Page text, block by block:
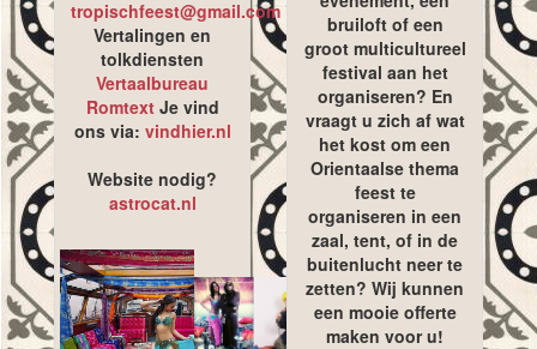
tropischfeest@gmail.com
Vertalingen en
tolkdiensten
Vertaalbureau
RomtextJe vind
ons via: vindhier.nl
Website nodig?
astrocat.nl
bruiloft of een
groot multicultureel
festival aan het
organiseren? En
vraagt u zich af wat
het kost om een
Orientaalse thema
feest te
organiseren in een
zaal, tent, of in de
buitenlucht neer te
zetten? Wij kunnen
een mooie offerte
maken voor u!